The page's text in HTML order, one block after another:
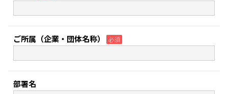
ご所属 （企業・団体名称） 必須
部署名